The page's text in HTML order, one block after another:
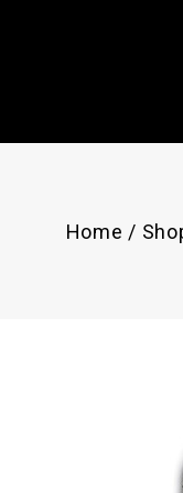
Home /